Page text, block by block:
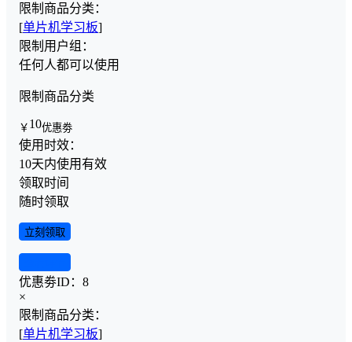
限制商品分类：
[单片机学习板]
限制用户组：
任何人都可以使用
限制商品分类
￥ 10优惠劵
使用时效：
10天内使用有效
领取时间
随时领取
立刻领取
优惠劵ID： 8
×
限制商品分类：
[单片机学习板]